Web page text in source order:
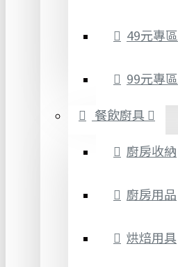
49元專區
99元專區
餐飲廚具
廚房收納
廚房用品
烘焙用具